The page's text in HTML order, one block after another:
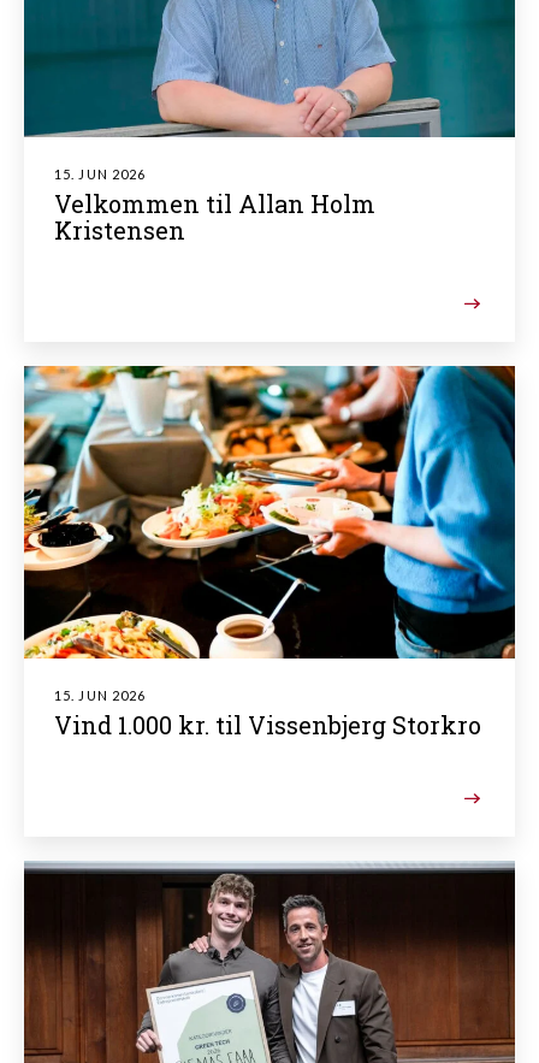
15. JUN 2026
Velkommen til Allan Holm
Kristensen
15. JUN 2026
Vind 1.000 kr. til Vissenbjerg Storkro